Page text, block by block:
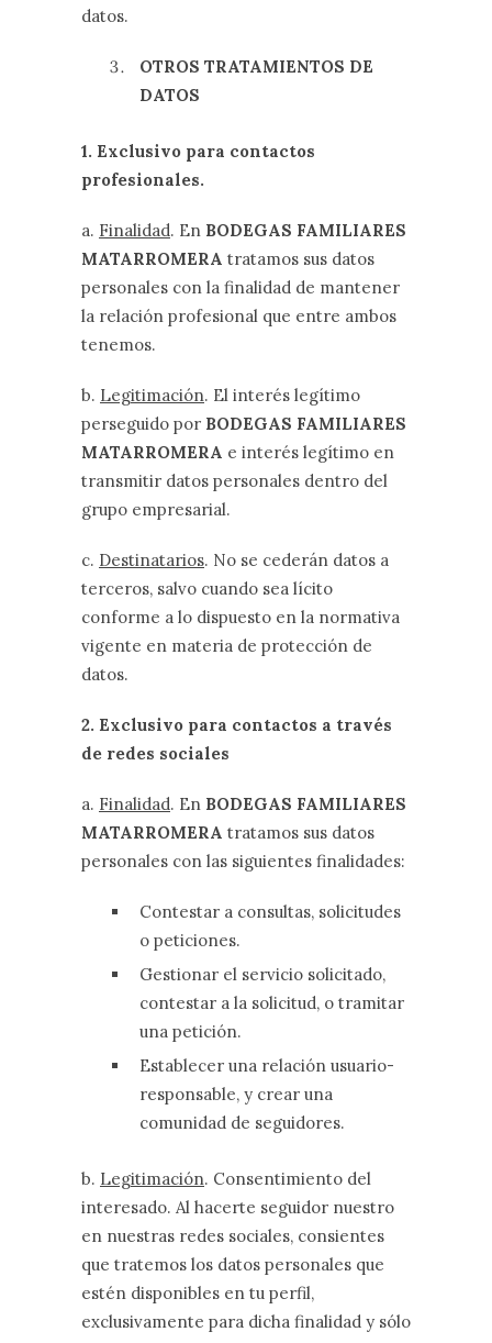
datos.
OTROS TRATAMIENTOS DE
DATOS
1. Exclusivo para contactos
profesionales.
a. Finalidad. En BODEGAS FAMILIARES
MATARROMERA tratamos sus datos
personales con la finalidad de mantener
la relación profesional que entre ambos
tenemos.
b. Legitimación. El interés legítimo
perseguido por BODEGAS FAMILIARES
MATARROMERA e interés legítimo en
transmitir datos personales dentro del
grupo empresarial.
c. Destinatarios. No se cederán datos a
terceros, salvo cuando sea lícito
conforme a lo dispuesto en la normativa
vigente en materia de protección de
datos.
2. Exclusivo para contactos a través
de redes sociales
a. Finalidad. En BODEGAS FAMILIARES
MATARROMERA tratamos sus datos
personales con las siguientes finalidades:
Contestar a consultas, solicitudes
o peticiones.
Gestionar el servicio solicitado,
contestar a la solicitud, o tramitar
una petición.
Establecer una relación usuario-
responsable, y crear una
comunidad de seguidores.
b. Legitimación. Consentimiento del
interesado. Al hacerte seguidor nuestro
en nuestras redes sociales, consientes
que tratemos los datos personales que
estén disponibles en tu perfil,
exclusivamente para dicha finalidad y sólo